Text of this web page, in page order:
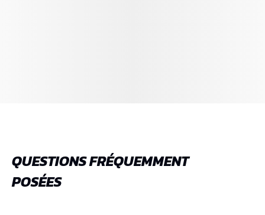
QUESTIONS FRÉQUEMMENT
POSÉES